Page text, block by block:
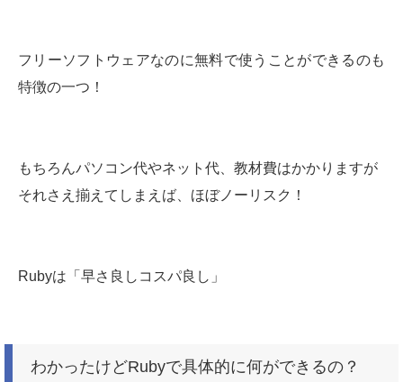
フリーソフトウェアなのに無料で使うことができるのも
特徴の一つ！
もちろんパソコン代やネット代、教材費はかかりますが
それさえ揃えてしまえば、ほぼノーリスク！
Rubyは「早さ良しコスパ良し」
わかったけどRubyで具体的に何ができるの？